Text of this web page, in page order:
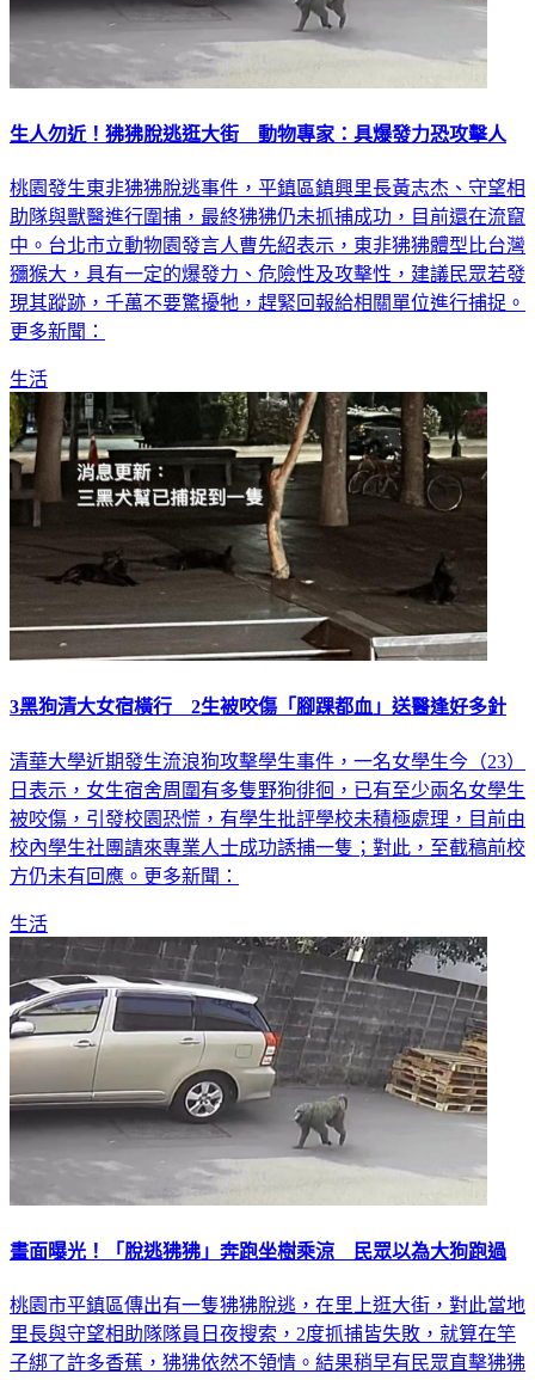
生人勿近！狒狒脫逃逛大街 動物專家：具爆發力恐攻擊人
桃園發生東非狒狒脫逃事件，平鎮區鎮興里長黃志杰、守望相
助隊與獸醫進行圍捕，最終狒狒仍未抓捕成功，目前還在流竄
中。台北市立動物園發言人曹先紹表示，東非狒狒體型比台灣
獼猴大，具有一定的爆發力、危險性及攻擊性，建議民眾若發
現其蹤跡，千萬不要驚擾牠，趕緊回報給相關單位進行捕捉。
更多新聞：
生活
3黑狗清大女宿橫行 2生被咬傷「腳踝都血」送醫逢好多針
清華大學近期發生流浪狗攻擊學生事件，一名女學生今（23）
日表示，女生宿舍周圍有多隻野狗徘徊，已有至少兩名女學生
被咬傷，引發校園恐慌，有學生批評學校未積極處理，目前由
校內學生社團請來專業人士成功誘捕一隻；對此，至截稿前校
方仍未有回應。更多新聞：
生活
畫面曝光！「脫逃狒狒」奔跑坐樹乘涼 民眾以為大狗跑過
桃園市平鎮區傳出有一隻狒狒脫逃，在里上逛大街，對此當地
里長與守望相助隊隊員日夜搜索，2度抓捕皆失敗，就算在竿
子綁了許多香蕉，狒狒依然不領情。結果稍早有民眾直擊狒狒